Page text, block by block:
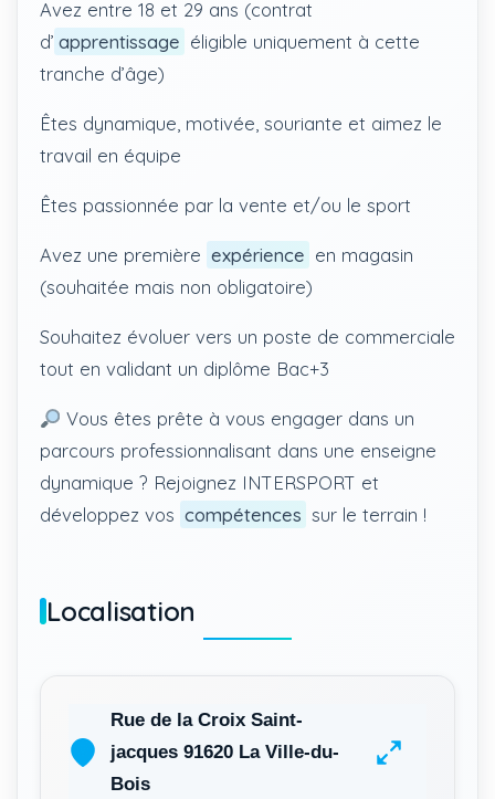
Avez entre 18 et 29 ans (contrat
d’ apprentissage éligible uniquement à cette
tranche d’âge)
Êtes dynamique, motivée, souriante et aimez le
travail en équipe
Êtes passionnée par la vente et/ou le sport
Avez une première expérience en magasin
(souhaitée mais non obligatoire)
Souhaitez évoluer vers un poste de commerciale
tout en validant un diplôme Bac+3
Vous êtes prête à vous engager dans un
parcours professionnalisant dans une enseigne
dynamique ? Rejoignez INTERSPORT et
développez vos compétences sur le terrain !
Localisation
Rue de la Croix Saint-
jacques 91620 La Ville-du-
Bois